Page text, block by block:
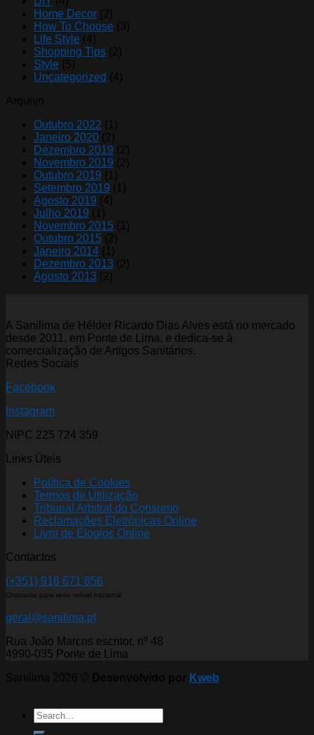
Home Decor
How To Choose
Life Style
Shopping Tips
Style
Uncategorized
Outubro 2022
Janeiro 2020
Dezembro 2019
Novembro 2019
Outubro 2019
Setembro 2019
Agosto 2019
Julho 2019
Novembro 2015
Outubro 2015
Janeiro 2014
Dezembro 2013
Agosto 2013
A Sanilima de Hélder Ricardo Dias Alves está no mercado
desde 2011, em Ponte de Lima, e dedica-se à
comercialização de Artigos Sanitários.
Redes Sociais
Facebook
Instagram
NIPC 225 724 359
Links Úteis
Política de Cookies
Termos de Utilização
Tribunal Arbitral do Consumo
Reclamações Eletrónicas Online
Livro de Elogios Online
Contactos
(+351) 918 671 856
Chamada para rede móvel nacional
geral@sanilima.pt
Rua João Marcos escritor, nº 48
4990-035 Ponte de Lima
Kweb
Search
for: